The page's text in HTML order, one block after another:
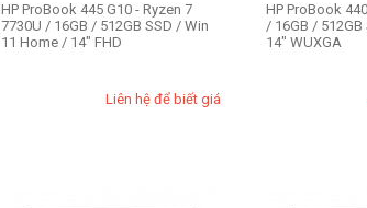
HP ProBook 445 G10 - Ryzen 7
7730U / 16GB / 512GB SSD / Win
11 Home / 14" FHD
Liên hệ để biết giá
HP ProBook
/ 16GB /
14" WUXGA